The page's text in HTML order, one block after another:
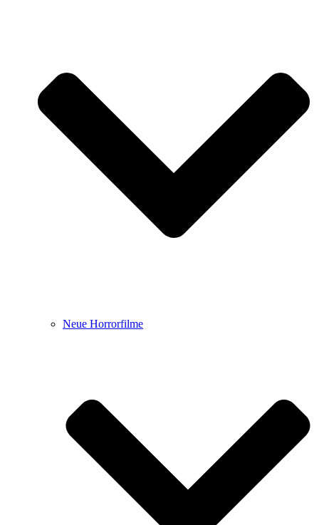
Neue Horrorfilme